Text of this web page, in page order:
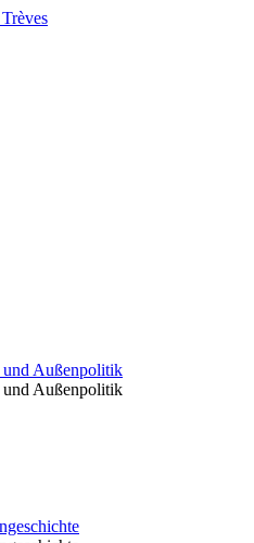
und Außenpolitik
und Außenpolitik